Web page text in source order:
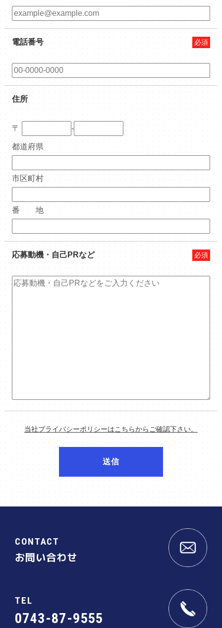
電話番号 必須
住所
〒 ‐
都道府県
市区町村
番 地
応募動機・自己PRなど 必須
当社プライバシーポリシーはこちらからご確認下さい。
送信
CONTACT
お問い合わせ
TEL
0743-87-9555